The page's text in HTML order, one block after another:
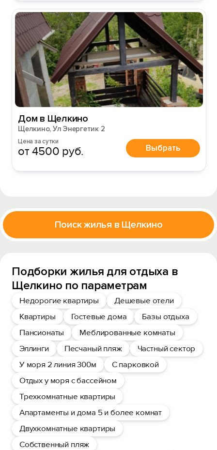
Дом в Щелкино
Щелкино, Ул Энергетик 2
Цена за сутки
от 4500 руб. Выбрать
Поиск жилья в Щелкино
Подборки жилья для отдыха в
Щелкино по параметрам
Недорогие квартиры
Дешевые отели
Квартиры
Гостевые дома
Базы отдыха
Пансионаты
Меблированные комнаты
Эллинги
Песчаный пляж
Частный сектор
У моря 2 линия 300м
С парковкой
Отдых у моря с бассейном
Трехкомнатные квартиры
Апартаменты и дома 5 и более комнат
Двухкомнатные квартиры
Собственный пляж